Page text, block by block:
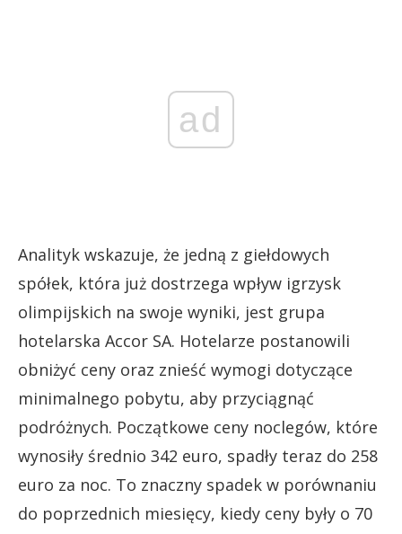
ad
Analityk wskazuje, że jedną z giełdowych
spółek, która już dostrzega wpływ igrzysk
olimpijskich na swoje wyniki, jest grupa
hotelarska Accor SA. Hotelarze postanowili
obniżyć ceny oraz znieść wymogi dotyczące
minimalnego pobytu, aby przyciągnąć
podróżnych. Początkowe ceny noclegów, które
wynosiły średnio 342 euro, spadły teraz do 258
euro za noc. To znaczny spadek w porównaniu
do poprzednich miesięcy, kiedy ceny były o 70